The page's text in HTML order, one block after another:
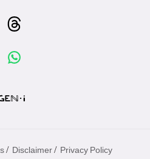
/ Disclaimer / Privacy Policy